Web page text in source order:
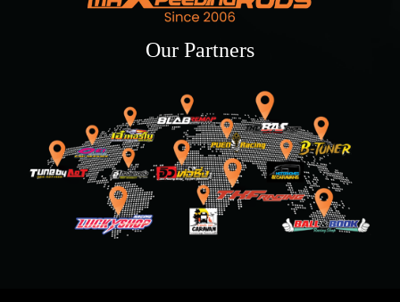
Our Partners